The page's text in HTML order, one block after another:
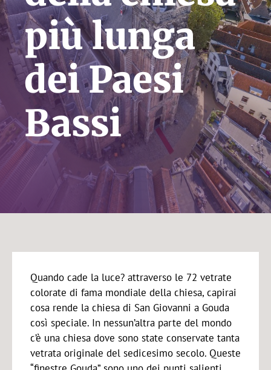
più lunga
dei Paesi
Bassi
Quando cade la luce? attraverso le 72 vetrate
colorate di fama mondiale della chiesa, capirai
cosa rende la chiesa di San Giovanni a Gouda
così speciale. In nessun’altra parte del mondo
c’è una chiesa dove sono state conservate tanta
vetrata originale del sedicesimo secolo. Queste